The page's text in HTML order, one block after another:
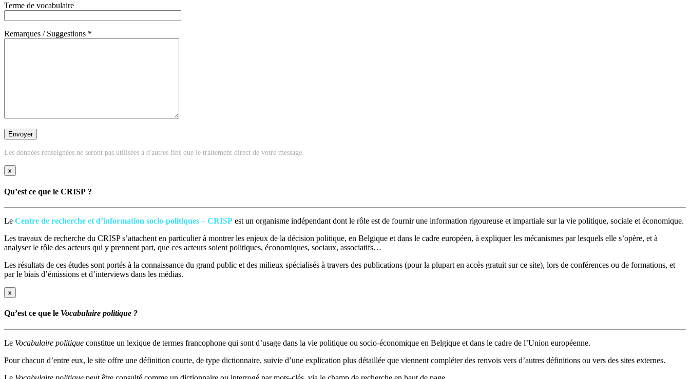
Terme de vocabulaire
Remarques / Suggestions *
Les données renseignées ne seront pas utilisées à d'autres fins que le traitement direct de votre message.
x
Qu’est ce que le CRISP ?
Le Centre de recherche et d’information socio-politiques – CRISP est un organisme indépendant dont le rôle est de fournir une information rigoureuse et impartiale sur la vie politique, sociale et économique.
Les travaux de recherche du CRISP s’attachent en particulier à montrer les enjeux de la décision politique, en Belgique et dans le cadre européen, à expliquer les mécanismes par lesquels elle s’opère, et à
analyser le rôle des acteurs qui y prennent part, que ces acteurs soient politiques, économiques, sociaux, associatifs…
Les résultats de ces études sont portés à la connaissance du grand public et des milieux spécialisés à travers des publications (pour la plupart en accès gratuit sur ce site), lors de conférences ou de formations, et
par le biais d’émissions et d’interviews dans les médias.
x
Qu’est ce que le Vocabulaire politique ?
Le Vocabulaire politique constitue un lexique de termes francophone qui sont d’usage dans la vie politique ou socio-économique en Belgique et dans le cadre de l’Union européenne.
Pour chacun d’entre eux, le site offre une définition courte, de type dictionnaire, suivie d’une explication plus détaillée que viennent compléter des renvois vers d’autres définitions ou vers des sites externes.